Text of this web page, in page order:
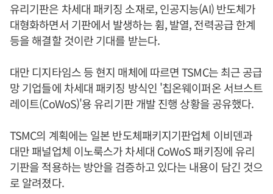
유리기판은 차세대 패키징 소재로, 인공지능(AI) 반도체가
대형화하면서 기판에서 발생하는 휨, 발열, 전력공급 한계
등을 해결할 것이란 기대를 받는다.
대만 디지타임스 등 현지 매체에 따르면 TSMC는 최근 공급
망 기업들에 차세대 패키징 방식인 '칩온웨이퍼온 서브스트
레이트(CoWoS)'용 유리기판 개발 진행 상황을 공유했다.
TSMC의 계획에는 일본 반도체패키지기판업체 이비덴과
대만 패널업체 이노룩스가 차세대 CoWoS 패키징에 유리
기판을 적용하는 방안을 검증하고 있다는 내용이 담긴 것으
로 알려졌다.